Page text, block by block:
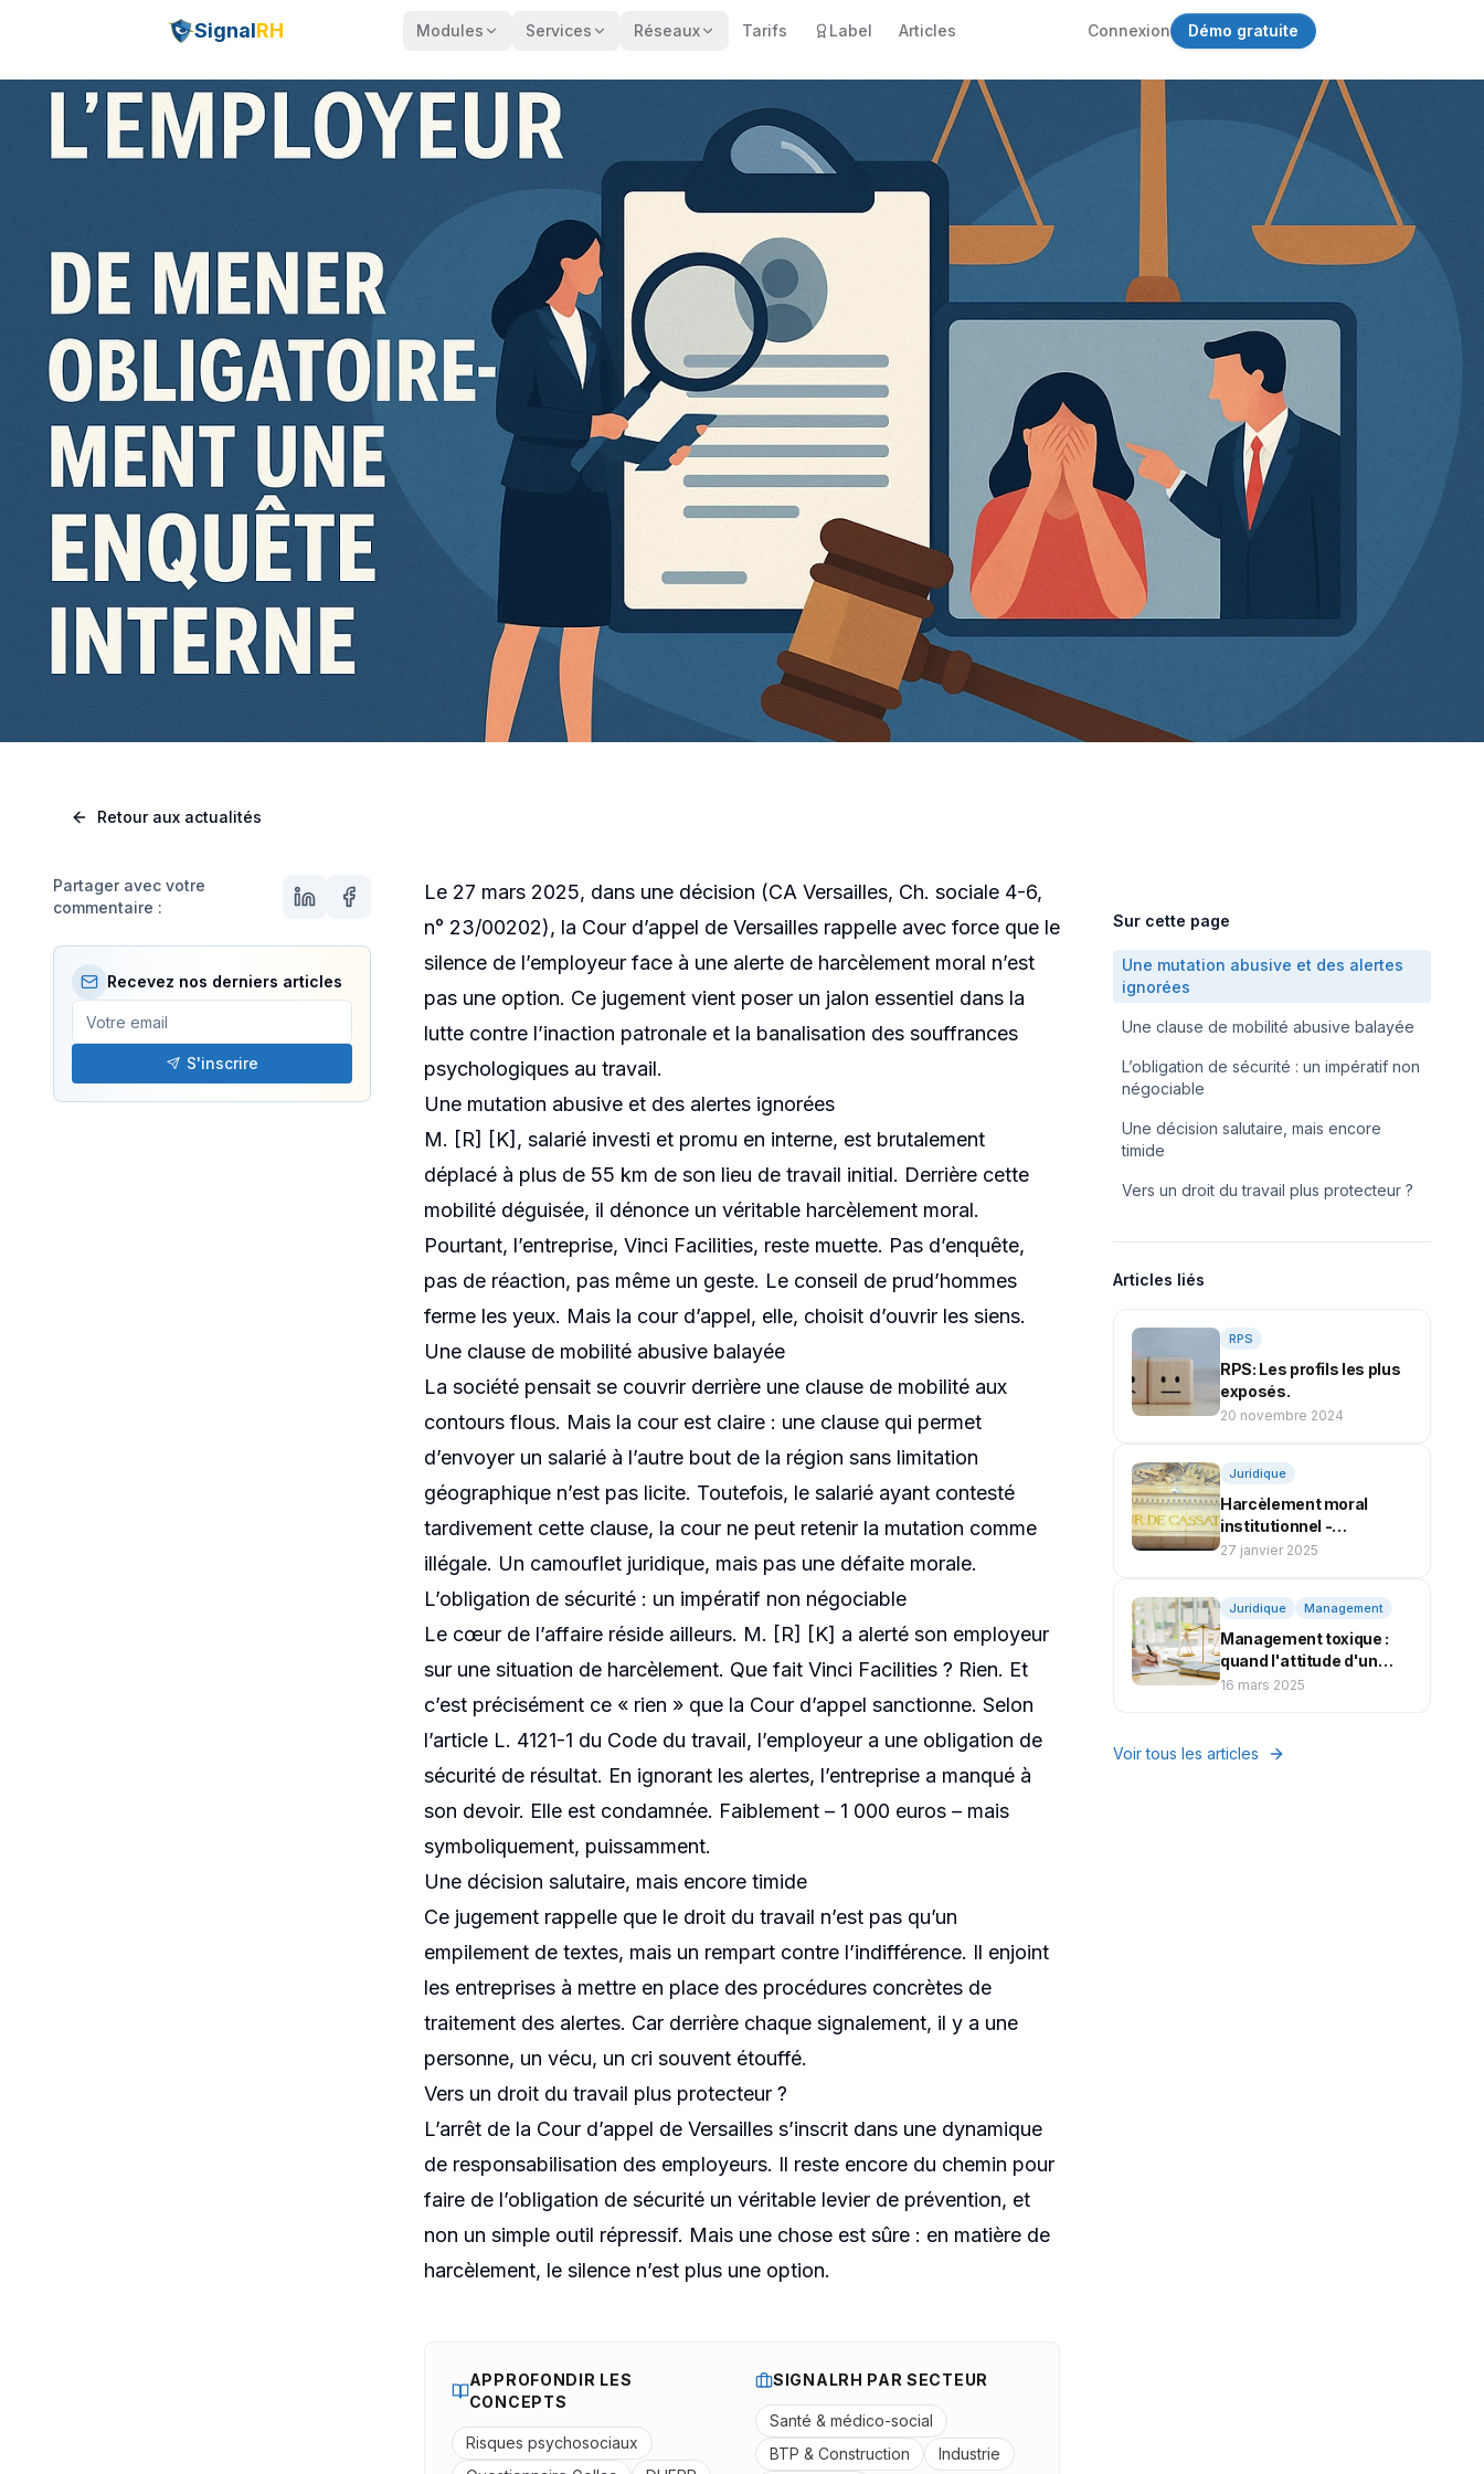
SignalRH Modules Services Réseaux Tarifs Label Articles Connexion Démo gratuite
Rappel face à l’inaction des
employeurs
PUBLIÉ LE
14/05/2025
Retour aux actualités
Partager avec votre
commentaire :
Recevez nos derniers articles
S'inscrire
Le 27 mars 2025, dans une décision (CA Versailles, Ch. sociale 4-6,
n° 23/00202), la Cour d’appel de Versailles rappelle avec force que le
silence de l’employeur face à une alerte de harcèlement moral n’est
pas une option. Ce jugement vient poser un jalon essentiel dans la
lutte contre l’inaction patronale et la banalisation des souffrances
psychologiques au travail.
Une mutation abusive et des alertes ignorées
M. [R] [K], salarié investi et promu en interne, est brutalement
déplacé à plus de 55 km de son lieu de travail initial. Derrière cette
mobilité déguisée, il dénonce un véritable harcèlement moral.
Pourtant, l’entreprise, Vinci Facilities, reste muette. Pas d’enquête,
pas de réaction, pas même un geste. Le conseil de prud’hommes
ferme les yeux. Mais la cour d’appel, elle, choisit d’ouvrir les siens.
Une clause de mobilité abusive balayée
La société pensait se couvrir derrière une clause de mobilité aux
contours flous. Mais la cour est claire : une clause qui permet
d’envoyer un salarié à l’autre bout de la région sans limitation
géographique n’est pas licite. Toutefois, le salarié ayant contesté
tardivement cette clause, la cour ne peut retenir la mutation comme
illégale. Un camouflet juridique, mais pas une défaite morale.
L’obligation de sécurité : un impératif non négociable
Le cœur de l’affaire réside ailleurs. M. [R] [K] a alerté son employeur
sur une situation de harcèlement. Que fait Vinci Facilities ? Rien. Et
c’est précisément ce « rien » que la Cour d’appel sanctionne. Selon
l’article L. 4121-1 du Code du travail, l’employeur a une obligation de
sécurité de résultat. En ignorant les alertes, l’entreprise a manqué à
son devoir. Elle est condamnée. Faiblement – 1 000 euros – mais
symboliquement, puissamment.
Une décision salutaire, mais encore timide
Ce jugement rappelle que le droit du travail n’est pas qu’un
empilement de textes, mais un rempart contre l’indifférence. Il enjoint
les entreprises à mettre en place des procédures concrètes de
traitement des alertes. Car derrière chaque signalement, il y a une
personne, un vécu, un cri souvent étouffé.
Vers un droit du travail plus protecteur ?
L’arrêt de la Cour d’appel de Versailles s’inscrit dans une dynamique
de responsabilisation des employeurs. Il reste encore du chemin pour
faire de l’obligation de sécurité un véritable levier de prévention, et
non un simple outil répressif. Mais une chose est sûre : en matière de
harcèlement, le silence n’est plus une option.
APPROFONDIR LES
CONCEPTS
Risques psychosociaux
SIGNALRH PAR SECTEUR
Santé & médico-social
BTP & Construction
Industrie
Sur cette page
Une mutation abusive et des alertes
ignorées
Une clause de mobilité abusive balayée
L’obligation de sécurité : un impératif non
négociable
Une décision salutaire, mais encore
timide
Vers un droit du travail plus protecteur ?
Articles liés
RPS
RPS: Les profils les plus
exposés.
20 novembre 2024
Juridique
Harcèlement moral
institutionnel -
Condamnation
27 janvier 2025
Juridique Management
Management toxique :
quand l'attitude d'un
manager mène au
16 mars 2025
Voir tous les articles